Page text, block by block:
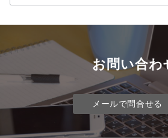
索：
お問い合わ
メールで問合せる